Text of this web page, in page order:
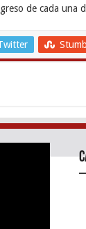
de cada una